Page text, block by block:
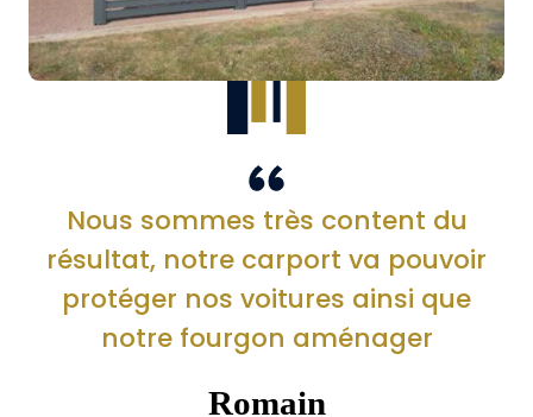
Nous sommes très content du
résultat, notre carport va pouvoir
protéger nos voitures ainsi que
notre fourgon aménager
Romain